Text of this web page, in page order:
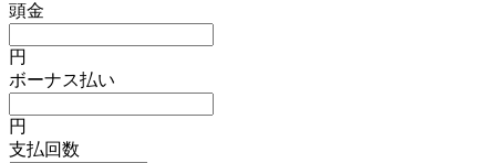
頭金
円
ボーナス払い
円
支払回数